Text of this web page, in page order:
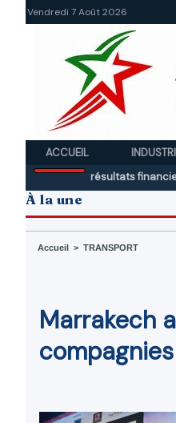
Vendredi 7 Août 2026
ACCUEIL
et résultats financiers
À la une
Accueil > TRANSPORT
Marrakech